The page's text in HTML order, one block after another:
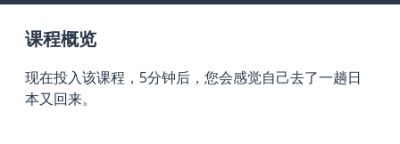
课程概览
现在投入该课程，5分钟后，您会感觉自己去了一趟日
本又回来。